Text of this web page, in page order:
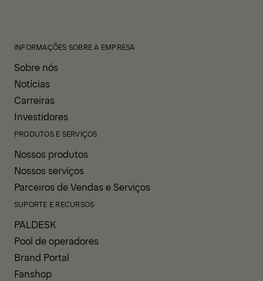
INFORMAÇÕES SOBRE A EMPRESA
Sobre nós
Notícias
Carreiras
Investidores
PRODUTOS E SERVIÇOS
Nossos produtos
Nossos serviços
Parceiros de Vendas e Serviços
SUPORTE E RECURSOS
PALDESK
Pool de operadores
Brand Portal
Fanshop